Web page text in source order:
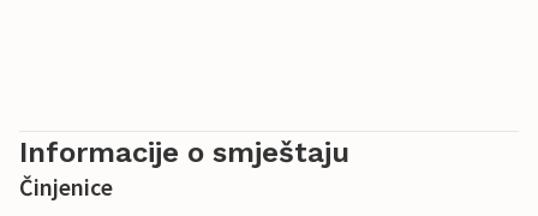
Informacije o smještaju
Činjenice